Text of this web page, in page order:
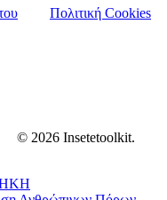
Πολιτική Cookies
© 2026 Insetetoolkit.